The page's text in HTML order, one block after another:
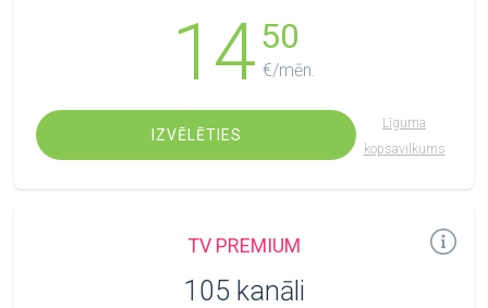
1450
€/mēn.
IZVĒLĒTIES
Līguma
kopsavilkums
TV PREMIUM
105 kanāli